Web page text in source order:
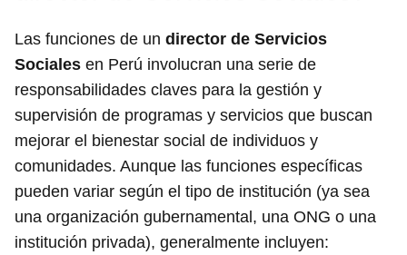
Las funciones de un director de Servicios
Sociales en Perú involucran una serie de
responsabilidades claves para la gestión y
supervisión de programas y servicios que buscan
mejorar el bienestar social de individuos y
comunidades. Aunque las funciones específicas
pueden variar según el tipo de institución (ya sea
una organización gubernamental, una ONG o una
institución privada), generalmente incluyen: